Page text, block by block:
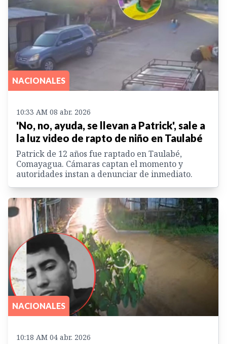
NACIONALES
10:33 AM 08 abr. 2026
'No, no, ayuda, se llevan a Patrick', sale a
la luz video de rapto de niño en Taulabé
Patrick de 12 años fue raptado en Taulabé,
Comayagua. Cámaras captan el momento y
autoridades instan a denunciar de inmediato.
NACIONALES
10:18 AM 04 abr. 2026